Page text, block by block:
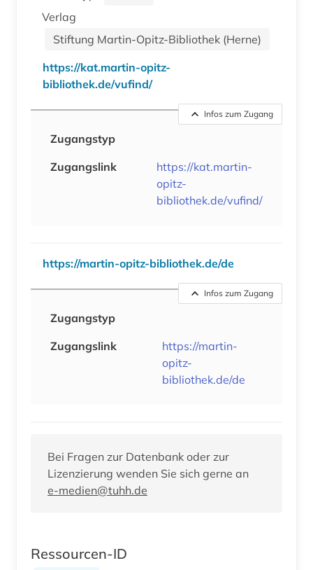
Verlag
Stiftung Martin-Opitz-Bibliothek (Herne)
https://kat.martin-opitz-
bibliothek.de/vufind/
Infos zum Zugang
Zugangstyp
Zugangslink
https://kat.martin-
opitz-
bibliothek.de/vufind/
https://martin-opitz-bibliothek.de/de
Infos zum Zugang
Zugangstyp
Zugangslink
https://martin-
opitz-
bibliothek.de/de
Bei Fragen zur Datenbank oder zur
Lizenzierung wenden Sie sich gerne an
e-medien@tuhh.de
Ressourcen-ID